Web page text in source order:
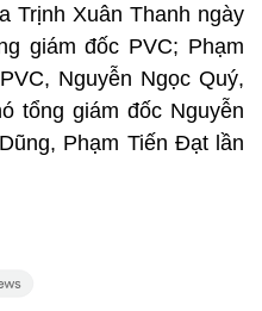
Trịnh Xuân Thanh ngày
giám đốc PVC; Phạm
Nguyễn Ngọc Quý,
tổng giám đốc Nguyễn
Phạm Tiến Đạt lần